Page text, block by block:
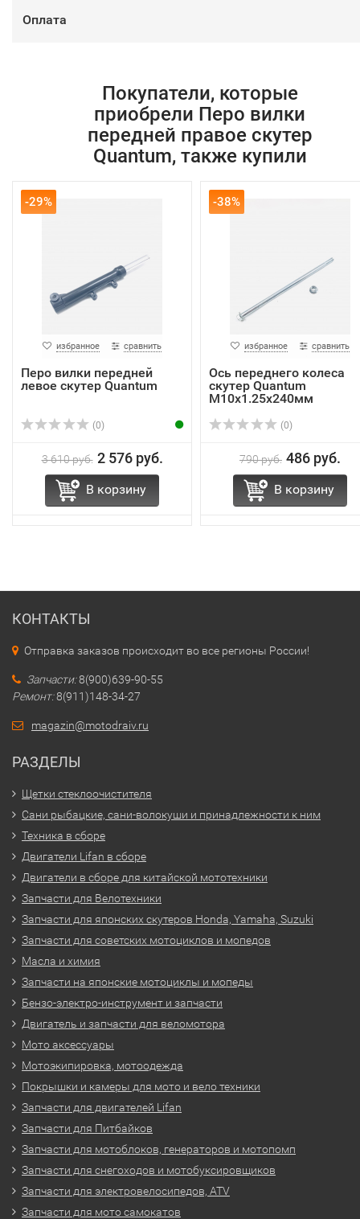
Оплата
Покупатели, которые
приобрели Перо вилки
передней правое скутер
Quantum, также купили
-29%
избранное сравнить
Перо вилки передней
левое скутер Quantum
(0)
3 610 руб. 2 576 руб.
В корзину
-38%
избранное сравнить
Ось переднего колеса
скутер Quantum
M10х1.25х240мм
(0)
790 руб. 486 руб.
В корзину
КОНТАКТЫ
Отправка заказов происходит во все регионы России!
Запчасти:8(900)639-90-55
Ремонт:8(911)148-34-27
magazin@motodraiv.ru
РАЗДЕЛЫ
Щетки стеклоочистителя
Сани рыбацкие, сани-волокуши и принадлежности к ним
Техника в сборе
Двигатели Lifan в сборе
Двигатели в сборе для китайской мототехники
Запчасти для Велотехники
Запчасти для японских скутеров Honda, Yamaha, Suzuki
Запчасти для советских мотоциклов и мопедов
Масла и химия
Запчасти на японские мотоциклы и мопеды
Бензо-электро-инструмент и запчасти
Двигатель и запчасти для веломотора
Мото аксессуары
Мотоэкипировка, мотоодежда
Покрышки и камеры для мото и вело техники
Запчасти для двигателей Lifan
Запчасти для Питбайков
Запчасти для мотоблоков, генераторов и мотопомп
Запчасти для снегоходов и мотобуксировщиков
Запчасти для электровелосипедов, ATV
Запчасти для мото самокатов